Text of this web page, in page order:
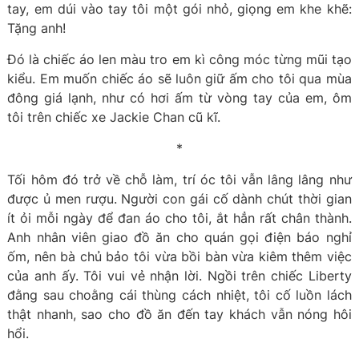
tay, em dúi vào tay tôi một gói nhỏ, giọng em khe khẽ:
Tặng anh!
Đó là chiếc áo len màu tro em kì công móc từng mũi tạo
kiểu. Em muốn chiếc áo sẽ luôn giữ ấm cho tôi qua mùa
đông giá lạnh, như có hơi ấm từ vòng tay của em, ôm
tôi trên chiếc xe Jackie Chan cũ kĩ.
*
Tối hôm đó trở về chỗ làm, trí óc tôi vẫn lâng lâng như
được ủ men rượu. Người con gái cố dành chút thời gian
ít ỏi mỗi ngày để đan áo cho tôi, ắt hẳn rất chân thành.
Anh nhân viên giao đồ ăn cho quán gọi điện báo nghỉ
ốm, nên bà chủ bảo tôi vừa bồi bàn vừa kiêm thêm việc
của anh ấy. Tôi vui vẻ nhận lời. Ngồi trên chiếc Liberty
đằng sau choằng cái thùng cách nhiệt, tôi cố luồn lách
thật nhanh, sao cho đồ ăn đến tay khách vẫn nóng hôi
hổi.